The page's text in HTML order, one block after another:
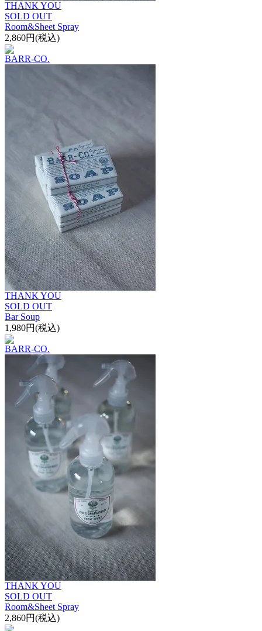
THANK YOU
SOLD OUT
Room&Sheet Spray
2,860円(税込)
BARR-CO.
THANK YOU
SOLD OUT
Bar Soup
1,980円(税込)
BARR-CO.
THANK YOU
SOLD OUT
Room&Sheet Spray
2,860円(税込)